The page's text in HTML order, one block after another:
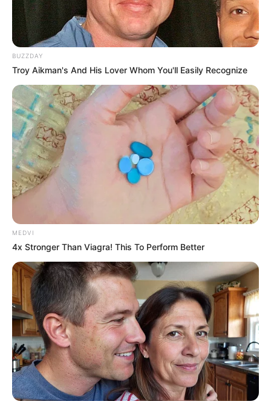
BUZZDAY
Troy Aikman's And His Lover Whom You'll Easily Recognize
MEDVI
4x Stronger Than Viagra! This To Perform Better